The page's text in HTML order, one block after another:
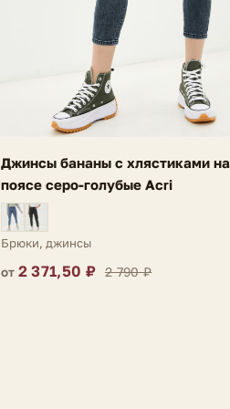
Джинсы бананы с хлястиками на
поясе серо-голубые Acri
Брюки, джинсы
от 2 371,50 ₽ 2 790 ₽